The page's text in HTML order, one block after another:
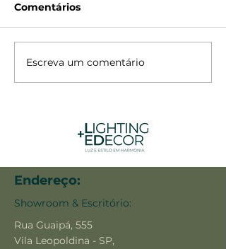
Comentários
Escreva um comentário
Endereço:
Showroom & Escritório:
Rua Guaipá, 555
Vila Leopoldina - SP,